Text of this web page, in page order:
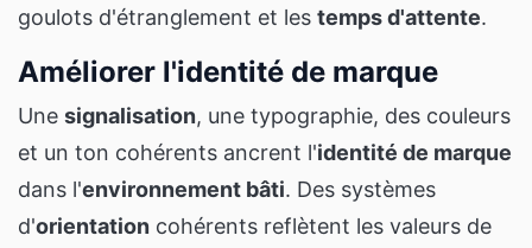
goulots d'étranglement et les temps d'attente.
Améliorer l'identité de marque
Une signalisation, une typographie, des couleurs
et un ton cohérents ancrent l'identité de marque
dans l'environnement bâti. Des systèmes
d'orientation cohérents reflètent les valeurs de